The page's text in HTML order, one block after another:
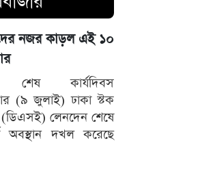
সরাসরি গ্রহণের
দ্বন্দ্বে উত্তপ্ত
কঠোর নজরদারি,
গোয়েন্দা দল
ও বঙ্গবন্ধুর
বাধ্যবাধকতা
নজর কাড়ল এই ১০
শেষ কার্যদিবস
(৯ জুলাই) ঢাকা স্টক
(ডিএসই) লেনদেন শেষে
অবস্থান দখল করেছে